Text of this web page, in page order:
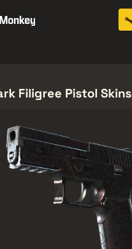
Filigree Pistol Skins